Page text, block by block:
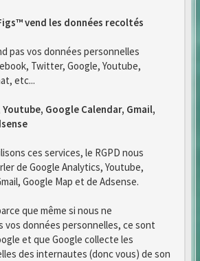
vend les données recoltés
pas vos données personnelles
Twitter, Google, Youtube,
etc...
Google Calendar, Gmail,
ces services, le RGPD nous
de Google Analytics, Youtube,
Google Map et de Adsense.
que même si nous ne
vos données personnelles, ce sont
et que Google collecte les
des internautes (donc vous) de son